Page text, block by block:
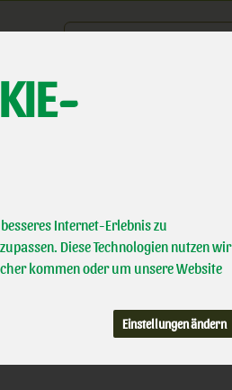
Internet-Erlebnis zu
Diese Technologien nutzen wir
kommen oder um unsere Website
Einstellungen ändern
Produkt
erleben